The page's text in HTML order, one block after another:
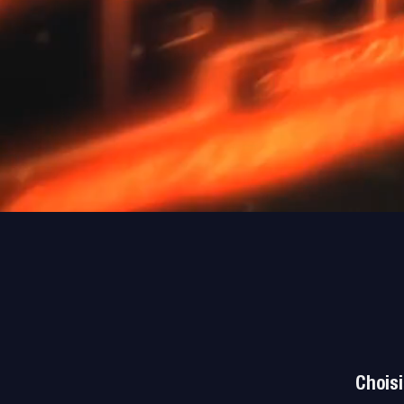
Situé à Gauchy, près de
Ses activités uniques vous feront